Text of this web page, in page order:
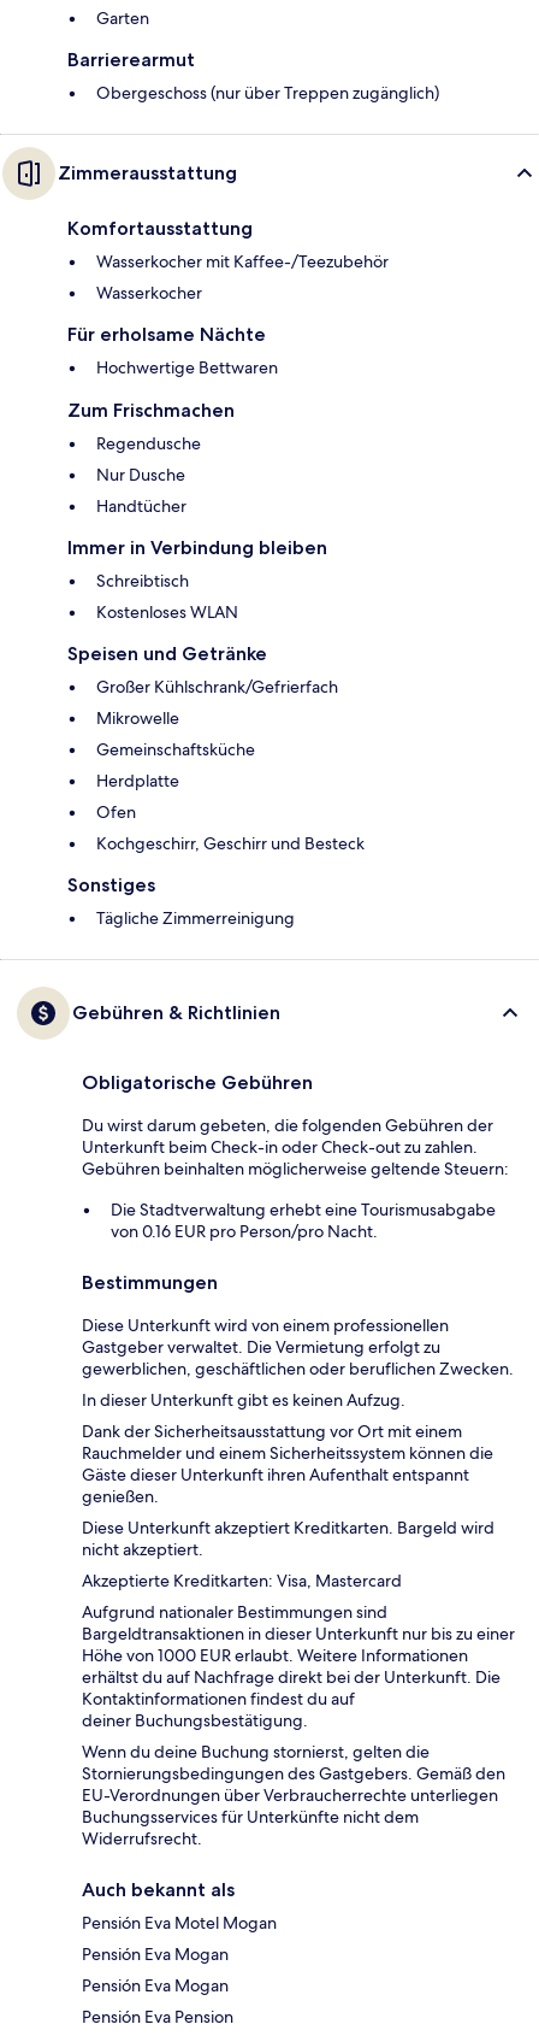
Garten
Barrierearmut
Obergeschoss (nur über Treppen zugänglich)
Zimmerausstattung
Komfortausstattung
Wasserkocher mit Kaffee-/Teezubehör
Wasserkocher
Für erholsame Nächte
Hochwertige Bettwaren
Zum Frischmachen
Regendusche
Nur Dusche
Handtücher
Immer in Verbindung bleiben
Schreibtisch
Kostenloses WLAN
Speisen und Getränke
Großer Kühlschrank/Gefrierfach
Mikrowelle
Gemeinschaftsküche
Herdplatte
Ofen
Kochgeschirr, Geschirr und Besteck
Sonstiges
Tägliche Zimmerreinigung
Gebühren & Richtlinien
Obligatorische Gebühren
Du wirst darum gebeten, die folgenden Gebühren der
Unterkunft beim Check-in oder Check-out zu zahlen.
Gebühren beinhalten möglicherweise geltende Steuern:
Die Stadtverwaltung erhebt eine Tourismusabgabe
von 0.16 EUR pro Person/pro Nacht.
Bestimmungen
Diese Unterkunft wird von einem professionellen
Gastgeber verwaltet. Die Vermietung erfolgt zu
gewerblichen, geschäftlichen oder beruflichen Zwecken.
In dieser Unterkunft gibt es keinen Aufzug.
Dank der Sicherheitsausstattung vor Ort mit einem
Rauchmelder und einem Sicherheitssystem können die
Gäste dieser Unterkunft ihren Aufenthalt entspannt
genießen.
Diese Unterkunft akzeptiert Kreditkarten. Bargeld wird
nicht akzeptiert.
Akzeptierte Kreditkarten: Visa, Mastercard
Aufgrund nationaler Bestimmungen sind
Bargeldtransaktionen in dieser Unterkunft nur bis zu einer
Höhe von 1000 EUR erlaubt. Weitere Informationen
erhältst du auf Nachfrage direkt bei der Unterkunft. Die
Kontaktinformationen findest du auf
deiner Buchungsbestätigung.
Wenn du deine Buchung stornierst, gelten die
Stornierungsbedingungen des Gastgebers. Gemäß den
EU-Verordnungen über Verbraucherrechte unterliegen
Buchungsservices für Unterkünfte nicht dem
Widerrufsrecht.
Auch bekannt als
Pensión Eva Motel Mogan
Pensión Eva Mogan
Pensión Eva Mogan
Pensión Eva Pension